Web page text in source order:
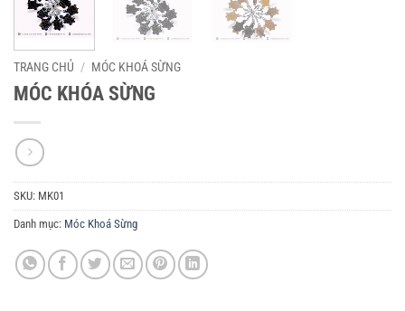
TRANG CHỦ / MÓC KHOÁ SỪNG
MÓC KHÓA SỪNG
SKU: MK01
Danh mục: Móc Khoá Sừng